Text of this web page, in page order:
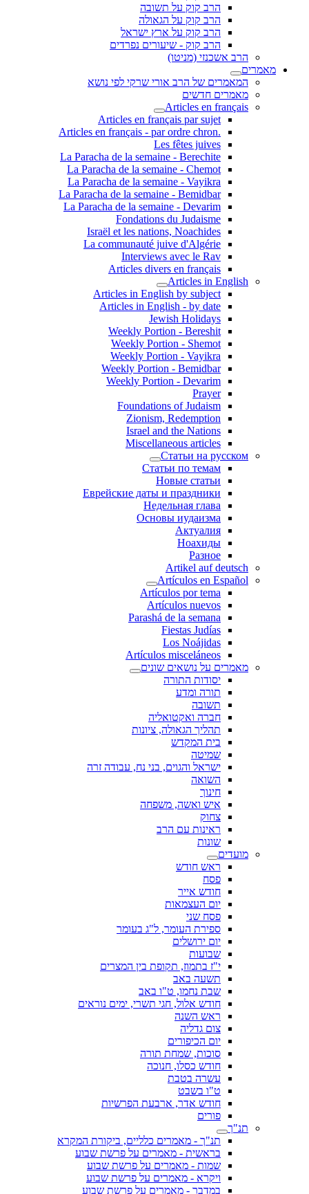
הרב קוק על תשובה
הרב קוק על הגאולה
הרב קוק על ארץ ישראל
הרב קוק - שיעורים נפרדים
הרב אשכנזי (מניטו)
מאמרים
המאמרים של הרב אורי שרקי לפי נושא
מאמרים חדשים
Articles en français
Articles en français par sujet
.Articles en français - par ordre chron
Les fêtes juives
La Paracha de la semaine - Berechite
La Paracha de la semaine - Chemot
La Paracha de la semaine - Vayikra
La Paracha de la semaine - Bemidbar
La Paracha de la semaine - Devarim
Fondations du Judaisme
Israël et les nations, Noachides
La communauté juive d'Algérie
Interviews avec le Rav
Articles divers en français
Articles in English
Articles in English by subject
Articles in English - by date
Jewish Holidays
Weekly Portion - Bereshit
Weekly Portion - Shemot
Weekly Portion - Vayikra
Weekly Portion - Bemidbar
Weekly Portion - Devarim
Prayer
Foundations of Judaism
Zionism, Redemption
Israel and the Nations
Miscellaneous articles
Статьи на русском
Статьи по темам
Новые статьи
Еврейские даты и праздники
Недельная глава
Основы иудаизма
Актуалия
Ноахиды
Разное
Artikel auf deutsch
Artículos en Español
Artículos por tema
Artículos nuevos
Parashá de la semana
Fiestas Judías
Los Noájidas
Artículos misceláneos
מאמרים על נושאים שונים
יסודות התורה
תורה ומדע
תשובה
חברה ואקטואליה
תהליך הגאולה, ציונות
בית המקדש
שמיטה
ישראל והגוים, בני נח, עבודה זרה
השואה
חינוך
איש ואשה, משפחה
צחוק
ראינות עם הרב
שונות
מועדים
ראש חודש
פסח
חודש אייר
יום העצמאות
פסח שני
ספירת העומר, ל"ג בעומר
יום ירושלים
שבועות
י"ז בתמוז, תקופת בין המצרים
תשעה באב
שבת נחמו, ט"ו באב
חודש אלול, חגי תשרי, ימים נוראים
ראש השנה
צום גדליה
יום הכיפורים
סוכות, שמחת תורה
חודש כסלו, חנוכה
עשרה בטבת
ט"ו בשבט
חודש אדר, ארבעת הפרשיות
פורים
תנ"ך
תנ"ך - מאמרים כלליים, ביקורת המקרא
בראשית - מאמרים על פרשת שבוע
שמות - מאמרים על פרשת שבוע
ויקרא - מאמרים על פרשת שבוע
במדבר - מאמרים על פרשת שבוע